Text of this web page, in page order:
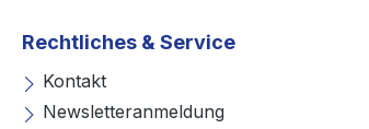
Rechtliches & Service
Kontakt
Newsletteranmeldung